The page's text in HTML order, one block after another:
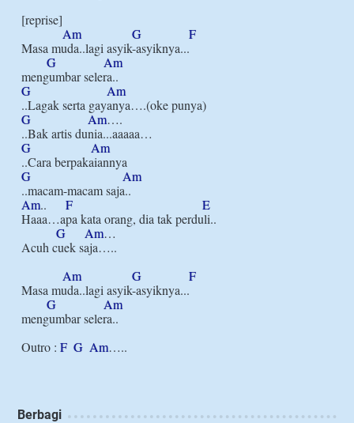
[reprise]
Am
G
F
Masa muda..lagi asyik-asyiknya...
G
Am
G
Am
G
Am….
G
Am
G
Am
Am.. F
E
Haaa…apa kata orang, dia tak perduli..
G
Am…
Acuh cuek saja…..
Am
G
F
Masa muda..lagi asyik-asyiknya...
G
Am
mengumbar selera..
Outro : F G Am
Berbagi